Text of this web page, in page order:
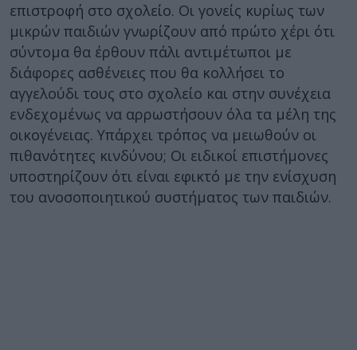
επιστροφή στο σχολείο. Οι γονείς κυρίως των
μικρών παιδιών γνωρίζουν από πρώτο χέρι ότι
σύντομα θα έρθουν πάλι αντιμέτωποι με
διάφορες ασθένειες που θα κολλήσει το
αγγελούδι τους στο σχολείο και στην συνέχεια
ενδεχομένως να αρρωστήσουν όλα τα μέλη της
οικογένειας. Υπάρχει τρόπος να μειωθούν οι
πιθανότητες κινδύνου; Οι ειδικοί επιστήμονες
υποστηρίζουν ότι είναι εφικτό με την ενίσχυση
του ανοσοποιητικού συστήματος των παιδιών.